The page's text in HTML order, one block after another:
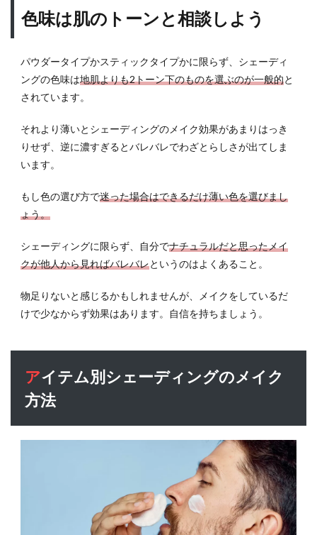
色味は肌のトーンと相談しよう
パウダータイプかスティックタイプかに限らず、シェーディ
ングの色味は地肌よりも2トーン下のものを選ぶのが一般的と
されています。
それより薄いとシェーディングのメイク効果があまりはっき
りせず、逆に濃すぎるとバレバレでわざとらしさが出てしま
います。
もし色の選び方で迷った場合はできるだけ薄い色を選びまし
ょう。
シェーディングに限らず、自分でナチュラルだと思ったメイ
クが他人から見ればバレバレというのはよくあること。
物足りないと感じるかもしれませんが、メイクをしているだ
けで少なからず効果はあります。自信を持ちましょう。
アイテム別シェーディングのメイク
方法